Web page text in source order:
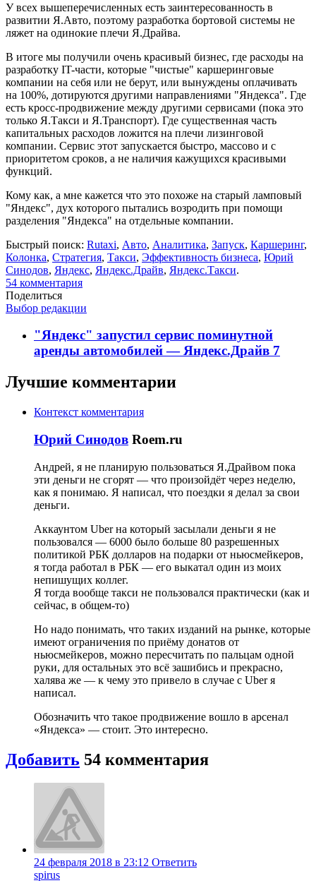
У всех вышеперечисленных есть заинтересованность в
развитии Я.Авто, поэтому разработка бортовой системы не
ляжет на одинокие плечи Я.Драйва.
В итоге мы получили очень красивый бизнес, где расходы на
разработку IT-части, которые "чистые" каршеринговые
компании на себя или не берут, или вынуждены оплачивать
на 100%, дотируются другими направлениями "Яндекса". Где
есть кросс-продвижение между другими сервисами (пока это
только Я.Такси и Я.Транспорт). Где существенная часть
капитальных расходов ложится на плечи лизинговой
компании. Сервис этот запускается быстро, массово и с
приоритетом сроков, а не наличия кажущихся красивыми
функций.
Кому как, а мне кажется что это похоже на старый ламповый
"Яндекс", дух которого пытались возродить при помощи
разделения "Яндекса" на отдельные компании.
Быстрый поиск: Rutaxi, Авто, Аналитика, Запуск, Каршеринг,
Колонка, Стратегия, Такси, Эффективность бизнеса, Юрий
Синодов, Яндекс, Яндекс.Драйв, Яндекс.Такси.
54 комментария
Поделиться
Выбор редакции
"Яндекс" запустил сервис поминутной
аренды автомобилей — Яндекс.Драйв 7
Лучшие комментарии
Контекст комментария
Юрий Синодов Roem.ru
Андрей, я не планирую пользоваться Я.Драйвом пока
эти деньги не сгорят — что произойдёт через неделю,
как я понимаю. Я написал, что поездки я делал за свои
деньги.
Аккаунтом Uber на который засылали деньги я не
пользовался — 6000 было больше 80 разрешенных
политикой РБК долларов на подарки от ньюсмейкеров,
я тогда работал в РБК — его выкатал один из моих
непишущих коллег.
Я тогда вообще такси не пользовался практически (как и
сейчас, в общем-то)
Но надо понимать, что таких изданий на рынке, которые
имеют ограничения по приёму донатов от
ньюсмейкеров, можно пересчитать по пальцам одной
руки, для остальных это всё зашибись и прекрасно,
халява же — к чему это привело в случае с Uber я
написал.
Обозначить что такое продвижение вошло в арсенал
«Яндекса» — стоит. Это интересно.
Добавить 54 комментария
24 февраля 2018 в 23:12 Ответить
spirus